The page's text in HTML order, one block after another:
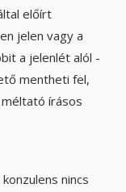
előírt
jelen vagy a
a jelenlét alól -
mentheti fel,
írásos
nincs